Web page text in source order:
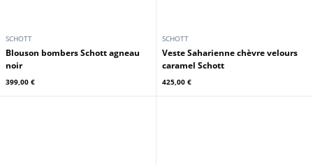
SCHOTT
Blouson bombers Schott agneau
noir
399,00 €
SCHOTT
Veste Saharienne chèvre velours
caramel Schott
425,00 €